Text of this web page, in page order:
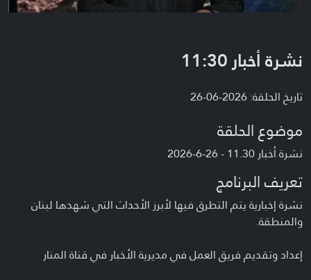
نشرة أخبار 11:30
تاريخ الحلقة: 2026-06-26
موضوع الحلقة
نشرة أخبار 11.30 - 26-6-2026
تعريف البرنامج
نشرة إخبارية يتم التطرق فيها لأبرز الأحداث التي شهدها لبنان
والمنطقة.
إعداد وتقديم فريق العمل في مديرية الأخبار في قناة المنار